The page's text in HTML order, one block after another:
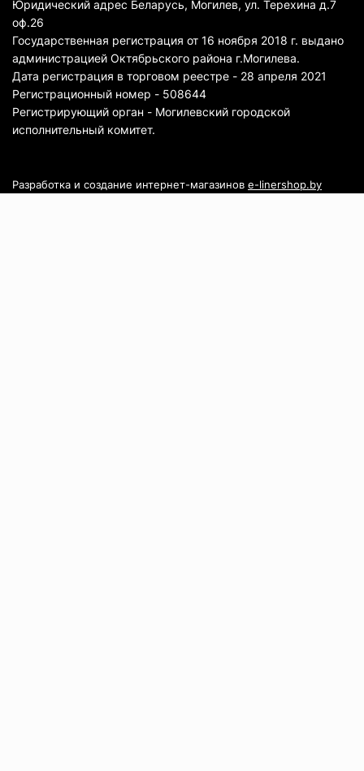
Юридический адрес Беларусь, Могилев, ул. Терехина д.7
оф.26
Государственная регистрация от 16 ноября 2018 г. выдано
администрацией Октябрьского района г.Могилева.
Дата регистрация в торговом реестре - 28 апреля 2021
Регистрационный номер - 508644
Регистрирующий орган - Могилевский городской
исполнительный комитет.
Разработка и создание интернет-магазинов e-linershop.by